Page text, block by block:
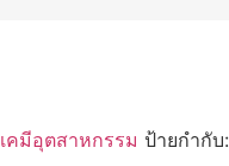
เคมีอุตสาหกรรม ป้ายกำกับ: